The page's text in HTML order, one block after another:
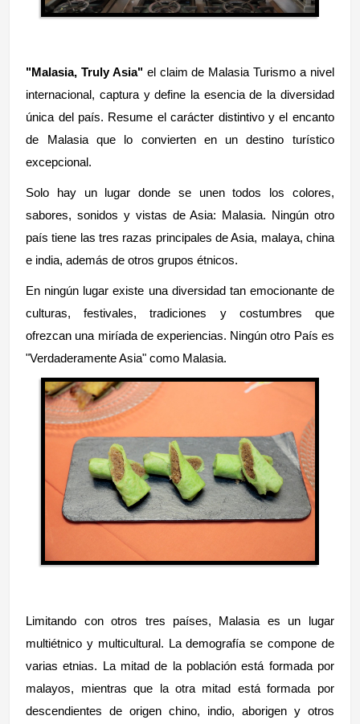
"Malasia, Truly Asia"el claim de Malasia Turismo a nivel
internacional, captura y define la esencia de la diversidad
única del país. Resume el carácter distintivo y el encanto
de Malasia que lo convierten en un destino turístico
excepcional.
Solo hay un lugar donde se unen todos los colores,
sabores, sonidos y vistas de Asia: Malasia. Ningún otro
país tiene las tres razas principales de Asia, malaya, china
e india, además de otros grupos étnicos.
En ningún lugar existe una diversidad tan emocionante de
culturas, festivales, tradiciones y costumbres que
ofrezcan una miríada de experiencias. Ningún otro País es
"Verdaderamente Asia" como Malasia.
Limitando con otros tres países, Malasia es un lugar
multiétnico y multicultural. La demografía se compone de
varias etnias. La mitad de la población está formada por
malayos, mientras que la otra mitad está formada por
descendientes de origen chino, indio, aborigen y otros